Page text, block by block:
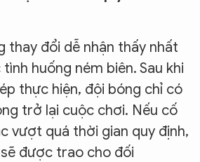
thay đổi dễ nhận thấy nhất
huống ném biên. Sau khi
thực hiện, đội bóng chỉ có
trở lại cuộc chơi. Nếu cố
vượt quá thời gian quy định,
được trao cho đối